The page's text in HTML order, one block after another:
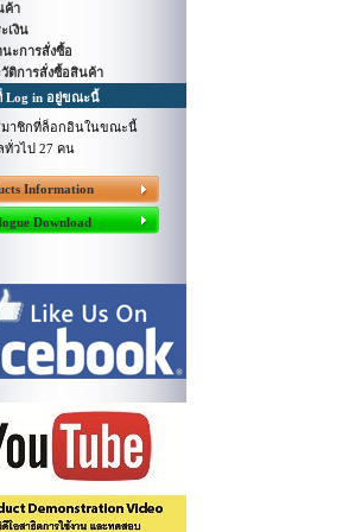
ค้า
เงิน
นะการสั่งซื้อ
ติการสั่งซื้อสินค้า
Log in อยู่ขณะนี้
มาชิกที่ล็อกอินในขณะนี้
ทั่วไป 27 คน
Information
Download